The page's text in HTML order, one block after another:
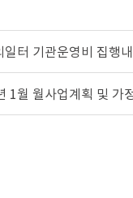
터 기관운영비 집행
1월 월사업계획 및 가